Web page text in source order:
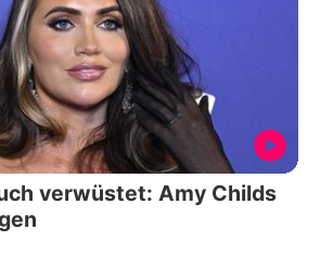
verwüstet: Amy Childs